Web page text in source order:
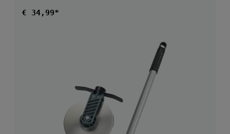
Regulärer Preis:
€ 34,99*